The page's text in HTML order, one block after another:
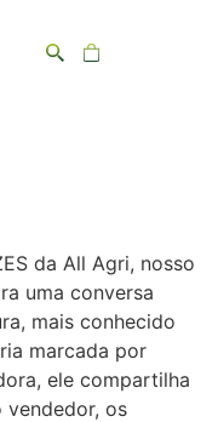
03
da All Agri, nosso
uma conversa
mais conhecido
marcada por
ele compartilha
vendedor, os